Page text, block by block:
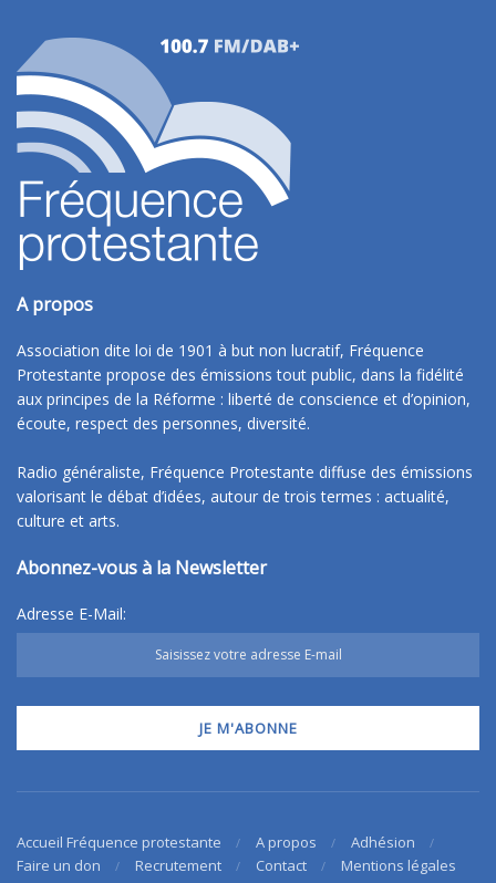
A propos
Association dite loi de 1901 à but non lucratif, Fréquence
Protestante propose des émissions tout public, dans la fidélité
aux principes de la Réforme : liberté de conscience et d’opinion,
écoute, respect des personnes, diversité.
Radio généraliste, Fréquence Protestante diffuse des émissions
valorisant le débat d’idées, autour de trois termes : actualité,
culture et arts.
Abonnez-vous à la Newsletter
Adresse E-Mail:
Accueil Fréquence protestante A propos
Adhésion
Faire un don
Recrutement Contact Mentions légales